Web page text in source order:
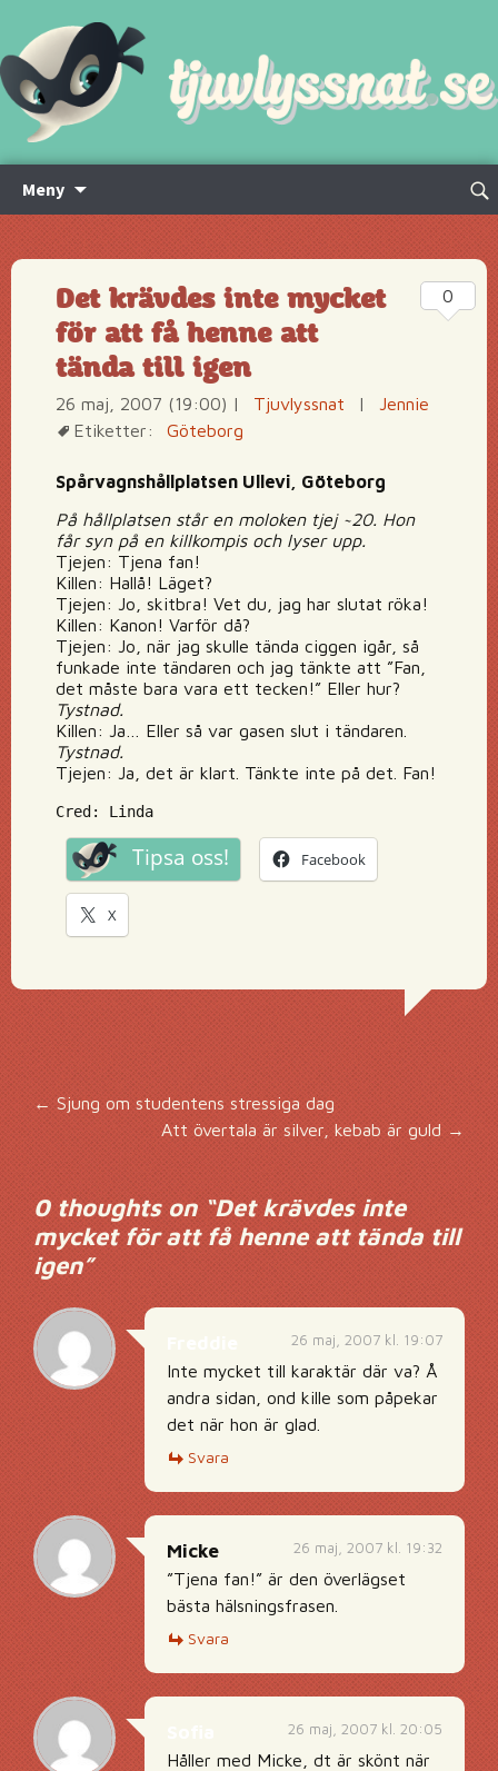
Meny
innehåll
Sök
Det krävdes inte mycket
för att få henne att
tända till igen
26 maj, 2007 (19:00) | Tjuvlyssnat |
Jennie
Etiketter:
Göteborg
Spårvagnshållplatsen Ullevi, Göteborg
På hållplatsen står en moloken tjej ~20. Hon
får syn på en killkompis och lyser upp.
Tjejen: Tjena fan!
Killen: Hallå! Läget?
Tjejen: Jo, skitbra! Vet du, jag har slutat röka!
Killen: Kanon! Varför då?
Tjejen: Jo, när jag skulle tända ciggen igår, så
funkade inte tändaren och jag tänkte att ”Fan,
det måste bara vara ett tecken!” Eller hur?
Tystnad.
Killen: Ja… Eller så var gasen slut i tändaren.
Tystnad.
Tjejen: Ja, det är klart. Tänkte inte på det. Fan!
Cred: Linda
Tipsa oss! Facebook
X
0
Inläggsnavigering
←Sjung om studentens stressiga dag
Att övertala är silver, kebab är guld→
0 thoughts on “Det krävdes inte
mycket för att få henne att tända till
igen”
26 maj, 2007 kl. 19:07
Inte mycket till karaktär där va? Å
andra sidan, ond kille som påpekar
det när hon är glad.
Svara
26 maj, 2007 kl. 19:32
Micke
”Tjena fan!” är den överlägset
bästa hälsningsfrasen.
Svara
26 maj, 2007 kl. 20:05
Håller med Micke, dt är skönt när